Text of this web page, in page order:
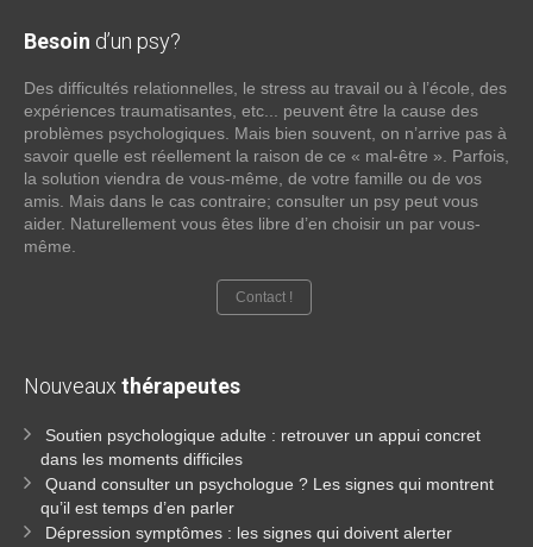
Besoin d’un psy?
Des difficultés relationnelles, le stress au travail ou à l’école, des
expériences traumatisantes, etc... peuvent être la cause des
problèmes psychologiques. Mais bien souvent, on n’arrive pas à
savoir quelle est réellement la raison de ce « mal-être ». Parfois,
la solution viendra de vous-même, de votre famille ou de vos
amis. Mais dans le cas contraire; consulter un psy peut vous
aider. Naturellement vous êtes libre d’en choisir un par vous-
même.
Contact !
Nouveaux thérapeutes
Soutien psychologique adulte : retrouver un appui concret
dans les moments difficiles
Quand consulter un psychologue ? Les signes qui montrent
qu’il est temps d’en parler
Dépression symptômes : les signes qui doivent alerter